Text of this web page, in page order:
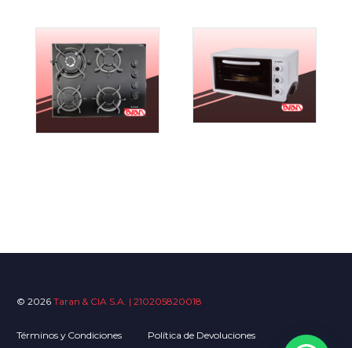
© 2026 Taran & CIA S.A. | 210205820018
Términos y Condiciones Política de Devoluciones